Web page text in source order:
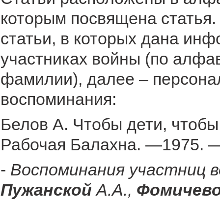
которым посвящена
статьи, в которых дана
участниках войны (по
фамилии), далее –
воспоминания:
Белов А. Чтобы дети,
Рабочая Балахна. —1975.
- Воспоминания участниц
Пужанской А.А.,